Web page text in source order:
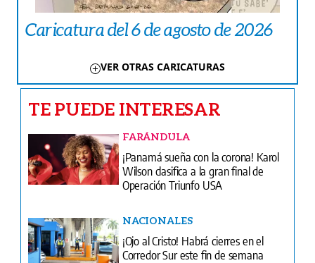
Caricatura del 6 de agosto de 2026
VER OTRAS CARICATURAS
TE PUEDE INTERESAR
FARÁNDULA
¡Panamá sueña con la corona! Karol
Wilson clasifica a la gran final de
Operación Triunfo USA
NACIONALES
¡Ojo al Cristo! Habrá cierres en el
Corredor Sur este fin de semana